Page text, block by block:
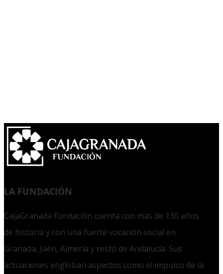
LA FUNDACIÓN
CajaGranada Fundación cuenta con más de 130 años
de historia y con una fuerte vocación social en
Granada, Jaén, Almería y resto de Andalucía. Sus
actuaciones engloban aspectos como el impulso de la